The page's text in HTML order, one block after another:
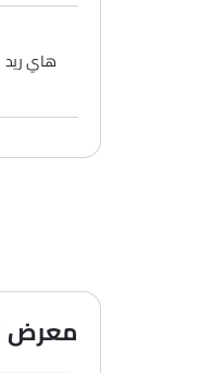
هاي ريد
معرض الصور 3